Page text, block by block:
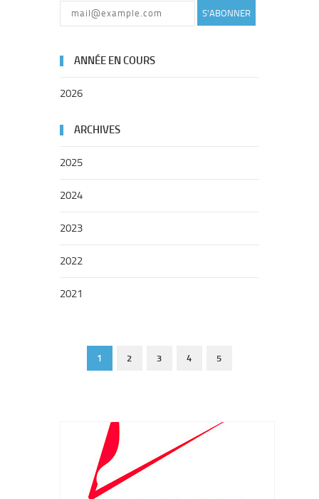
S'ABONNER
ANNÉE EN COURS
2026
ARCHIVES
2025
2024
2023
2022
2021
1 2 3 4 5